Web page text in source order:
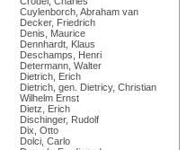
Cuylenborch, Abraham van
Decker, Friedrich
Denis, Maurice
Dennhardt, Klaus
Deschamps, Henri
Determann, Walter
Dietrich, Erich
Dietrich, gen. Dietricy, Christian
Wilhelm Ernst
Dietz, Erich
Dischinger, Rudolf
Dix, Otto
Dolci, Carlo